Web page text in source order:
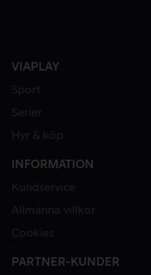
VIAPLAY
Sport
Serier
Hyr & köp
INFORMATION
Kundservice
Allmänna villkor
Cookies
PARTNER-KUNDER